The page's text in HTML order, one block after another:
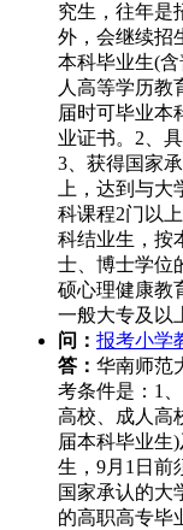
究生，往年是
外，会继续招
本科毕业生(
人高等学历教
届时可毕业本
业证书。2、
3、获得国家
上，达到与
科课程2门以
科结业生，按
士、博士学位
硕心理健康教
一般大专及以
问： 报考小学
答： 华南师范
考条件是：1
高校、成人高
届本科毕业生
生，9月1日前
国家承认的大
的高职高专毕